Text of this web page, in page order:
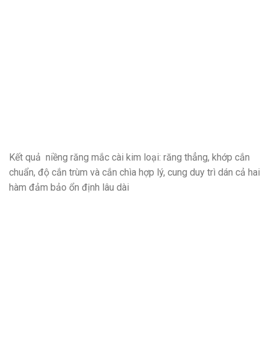
Kết quả niềng răng mắc cài kim loại: răng thẳng, khớp cắn
chuẩn, độ cắn trùm và cắn chìa hợp lý, cung duy trì dán cả hai
hàm đảm bảo ổn định lâu dài